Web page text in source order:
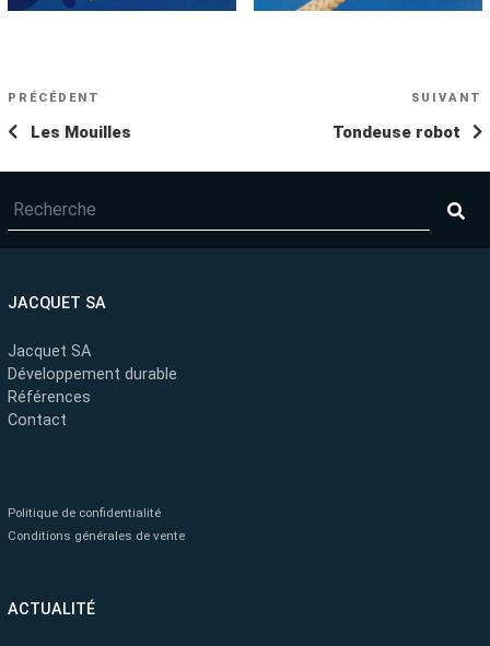
NAVIGATION
DE
Article
précédent
PRÉCÉDENT
Les Mouilles
SUIVANT
Tondeuse robot
JACQUET SA
Jacquet SA
Développement durable
Références
Contact
Politique de confidentialité
Conditions générales de vente
ACTUALITÉ